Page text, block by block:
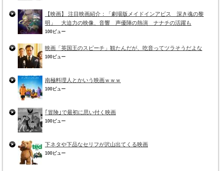
【映画】 注目映画紹介：「劇場版メイドインアビス 深き魂の黎
明」 大迫力の映像、音響 声優陣の熱演 ナナチの活躍も
100ビュー
映画「英国王のスピーチ」観たんだが、吃音ってツラそうだよな
100ビュー
南極料理人とかいう映画ｗｗｗ
100ビュー
｢冒険｣で最初に思い付く映画
100ビュー
下ネタや下品なセリフが沢山出てくる映画
100ビュー